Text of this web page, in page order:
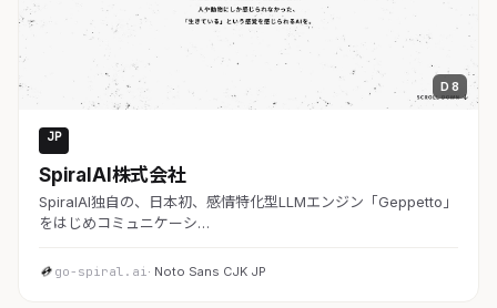
D 8
JP
SpiralAI株式会社
SpiralAI独自の、日本初、感情特化型LLMエンジン「Geppetto」
をはじめコミュニケーシ…
go-spiral.ai · Noto Sans CJK JP